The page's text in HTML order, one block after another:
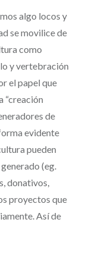
algo locos y
se movilice de
como
y vertebración
el papel que
“creación
de
evidente
pueden
(eg.
donativos,
proyectos que
Así de